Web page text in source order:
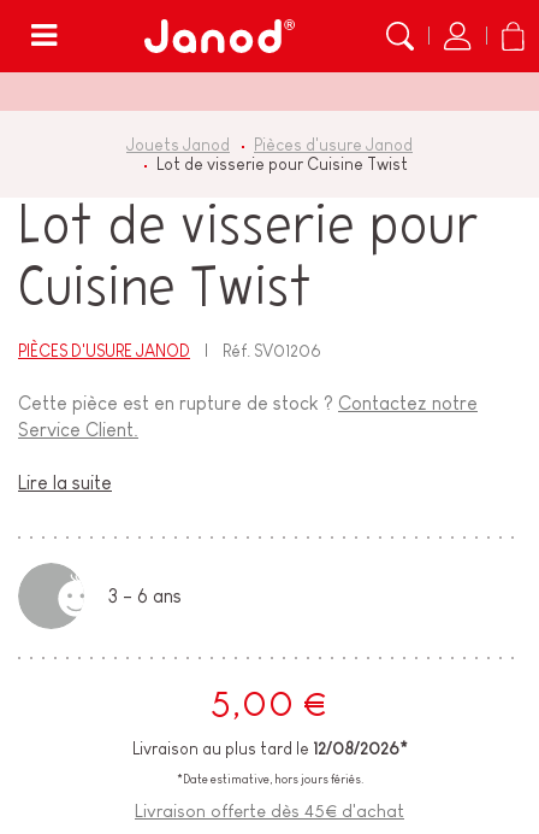
Jouets Janod
Pièces d'usure Janod
Lot de visserie pour Cuisine Twist
Lot de visserie pour
Cuisine Twist
PIÈCES D'USURE JANOD Réf. SV01206
Cette pièce est en rupture de stock ? Contactez notre
Service Client.
Lire la suite
3 - 6 ans
5,00 €
Livraison au plus tard le 12/08/2026*
*Date estimative, hors jours fériés.
Livraison offerte dès 45€ d'achat